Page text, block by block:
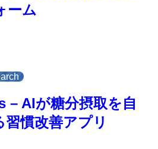
ーム
– AIが糖分摂取を自
習慣改善アプリ